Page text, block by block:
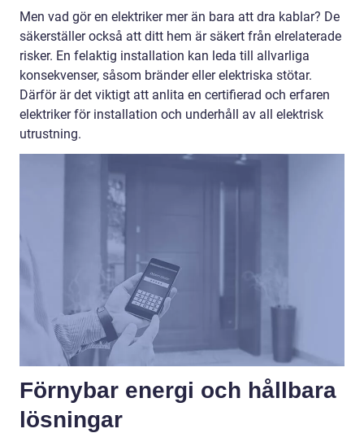
Men vad gör en elektriker mer än bara att dra kablar? De
säkerställer också att ditt hem är säkert från elrelaterade
risker. En felaktig installation kan leda till allvarliga
konsekvenser, såsom bränder eller elektriska stötar.
Därför är det viktigt att anlita en certifierad och erfaren
elektriker för installation och underhåll av all elektrisk
utrustning.
Förnybar energi och hållbara
lösningar